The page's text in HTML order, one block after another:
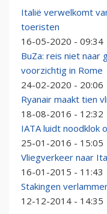
Italië verwelkomt
toeristen
16-05-2020 - 09:34
BuZa: reis niet naar
voorzichtig in Rome
24-02-2020 - 20:06
Ryanair maakt tien
18-08-2016 - 12:32
IATA luidt noodklok
25-01-2016 - 15:05
Vliegverkeer naar
16-01-2015 - 11:43
Stakingen
12-12-2014 - 14:35